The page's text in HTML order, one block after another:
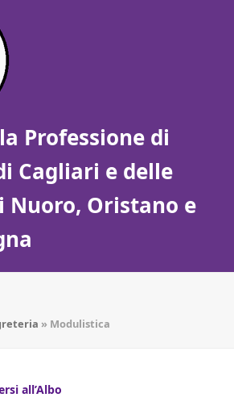
Professione di
Cagliari e delle
Nuoro, Oristano e
» Modulistica
all’Albo